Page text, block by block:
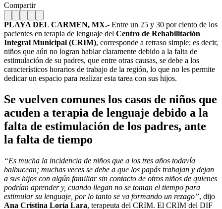
Compartir
PLAYA DEL CARMEN, MX.- Entre un 25 y 30 por ciento de los
pacientes en terapia de lenguaje del Centro de Rehabilitación
Integral Municipal (CRIM), corresponde a retraso simple; es decir,
niños que aún no logran hablar claramente debido a la falta de
estimulación de su padres, que entre otras causas, se debe a los
característicos horarios de trabajo de la región, lo que no les permite
dedicar un espacio para realizar esta tarea con sus hijos.
Se vuelven comunes los casos de niños que
acuden a terapia de lenguaje debido a la
falta de estimulación de los padres, ante
la falta de tiempo
“Es mucha la incidencia de niños que a los tres años todavía
balbucean; muchas veces se debe a que los papás trabajan y dejan
a sus hijos con algún familiar sin contacto de otros niños de quienes
podrían aprender y, cuando llegan no se toman el tiempo para
estimular su lenguaje, por lo tanto se va formando un rezago”, dijo
Ana Cristina Loría Lara, terapeuta del CRIM. El CRIM del DIF